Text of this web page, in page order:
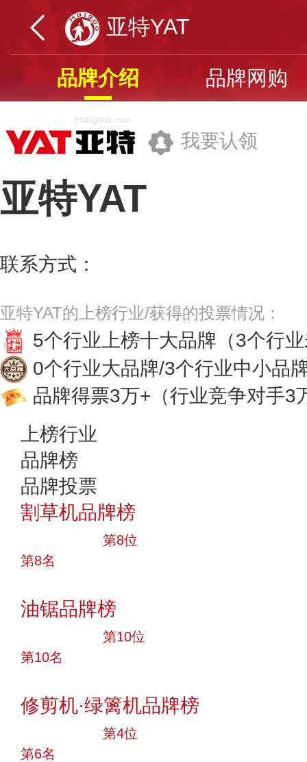
亚特YAT
品牌介绍 品牌网购
我要认领
亚特YAT
联系方式：
亚特YAT的上榜行业/获得的投票情况：
5个行业上榜十大品牌 （3个行
0个行业大品牌/3个行业中小品
品牌得票3万+ （行业竞争对手3
上榜行业
品牌榜
品牌投票
割草机品牌榜
第8位
第8名
油锯品牌榜
第10位
第10名
修剪机·绿篱机品牌榜
第4位
第6名